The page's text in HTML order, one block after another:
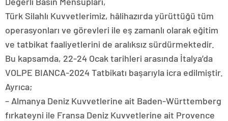
Türk Silahlı Kuvvetlerimiz, hâlihazırda yürüttüğü tüm
operasyonları ve görevleri ile eş zamanlı olarak eğitim
ve tatbikat faaliyetlerini de aralıksız sürdürmektedir.
Bu kapsamda, 22-24 Ocak tarihleri arasında İtalya’da
VOLPE BIANCA-2024 Tatbikatı başarıyla icra edilmiştir.
Ayrıca;
– Almanya Deniz Kuvvetlerine ait Baden-Württemberg
fırkateyni ile Fransa Deniz Kuvvetlerine ait Provence